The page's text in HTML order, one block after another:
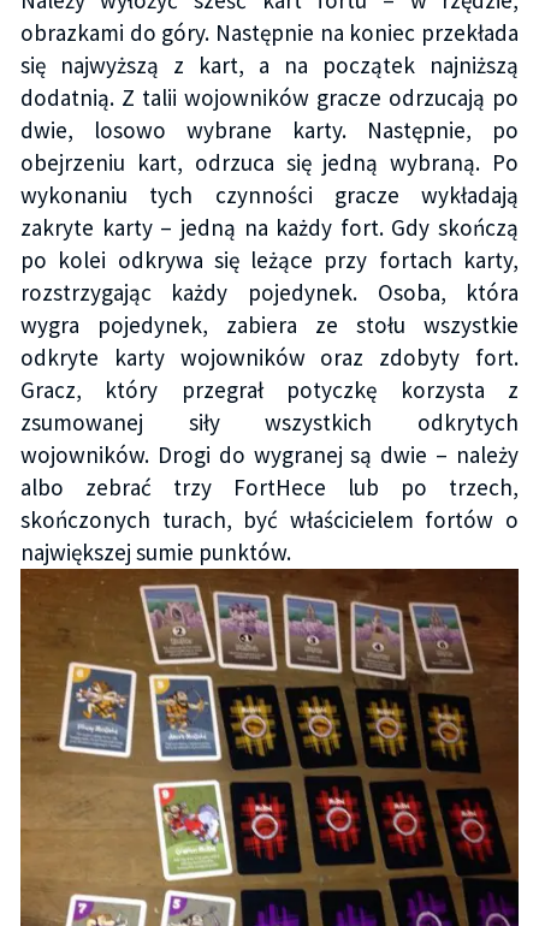
obrazkami do góry. Następnie na koniec przekłada
się najwyższą z kart, a na początek najniższą
dodatnią. Z talii wojowników gracze odrzucają po
dwie, losowo wybrane karty. Następnie, po
obejrzeniu kart, odrzuca się jedną wybraną. Po
wykonaniu tych czynności gracze wykładają
zakryte karty – jedną na każdy fort. Gdy skończą
po kolei odkrywa się leżące przy fortach karty,
rozstrzygając każdy pojedynek. Osoba, która
wygra pojedynek, zabiera ze stołu wszystkie
odkryte karty wojowników oraz zdobyty fort.
Gracz, który przegrał potyczkę korzysta z
zsumowanej siły wszystkich odkrytych
wojowników. Drogi do wygranej są dwie – należy
albo zebrać trzy FortHece lub po trzech,
skończonych turach, być właścicielem fortów o
największej sumie punktów.